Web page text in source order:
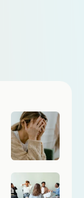
unique so
…